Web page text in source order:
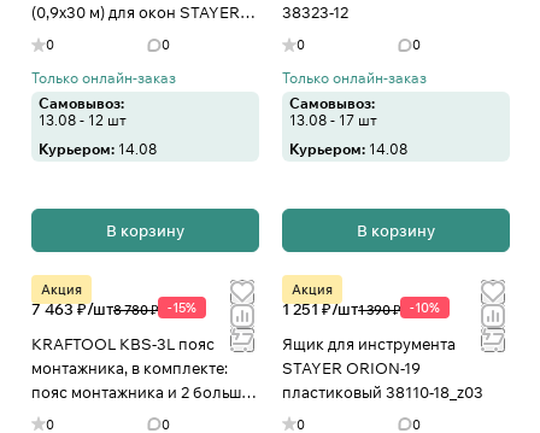
(0,9х30 м) для окон STAYER
12528-09-30
0 0
Только онлайн-заказ
Самовывоз:
13.08 - 12 шт
Курьером: 14.08
В корзину
38323-12
0 0
Только онлайн-заказ
Самовывоз:
13.08 - 17 шт
Курьером: 14.08
В корзину
Акция
7 463 ₽/шт8 780 ₽ -15%
KRAFTOOL KBS-3L пояс
монтажника, в комплекте:
пояс монтажника и 2 большие
сумки (38761)
0 0
Акция
1 251 ₽/шт1 390 ₽ -10%
Ящик для инструмента
STAYER ORION-19
пластиковый 38110-18_z03
0 0